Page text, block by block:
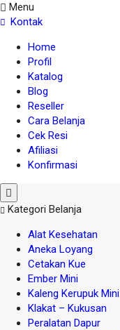
Menu
Kontak
Home
Profil
Katalog
Blog
Reseller
Cara Belanja
Cek Resi
Afiliasi
Konfirmasi
Kategori Belanja
Alat Kesehatan
Aneka Loyang
Cetakan Kue
Ember Mini
Kaleng Kerupuk Mini
Klakat – Kukusan
Peralatan Dapur